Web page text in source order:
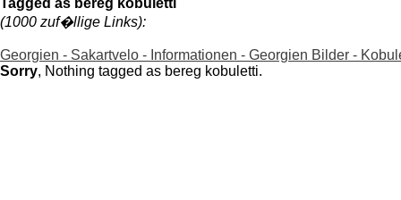
(1000 zuf�llige Links):
Georgien - Sakartvelo - Informationen - Georgien Bilder -
Sorry, Nothing tagged as bereg kobuletti.